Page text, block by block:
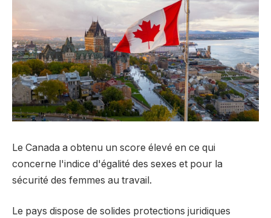
Le Canada a obtenu un score élevé en ce qui
concerne l'indice d'égalité des sexes et pour la
sécurité des femmes au travail.
Le pays dispose de solides protections juridiques